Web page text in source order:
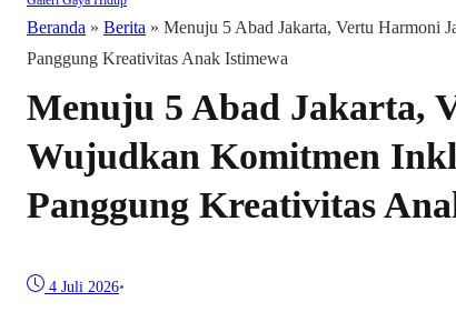
Beranda » Berita » Menuju 5 Abad Jakarta, Vertu Harmoni
Panggung Kreativitas Anak Istimewa
Menuju 5 Abad Jakarta,
Wujudkan Komitmen
Panggung Kreativitas
4 Juli 2026•